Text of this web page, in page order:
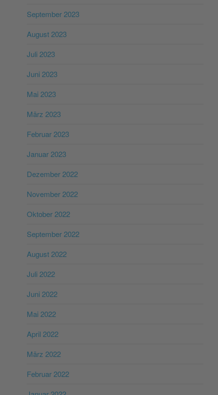
September 2023
August 2023
Juli 2023
Juni 2023
Mai 2023
März 2023
Februar 2023
Januar 2023
Dezember 2022
November 2022
Oktober 2022
September 2022
August 2022
Juli 2022
Juni 2022
Mai 2022
April 2022
März 2022
Februar 2022